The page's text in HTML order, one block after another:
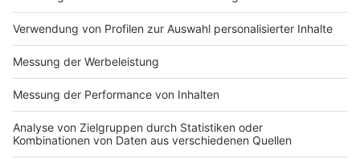
Unternehmer.“
Autor: José Narciandi